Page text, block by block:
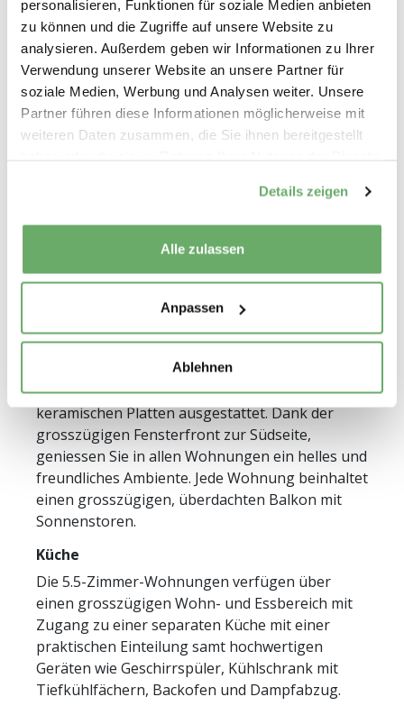
personalisieren, Funktionen für soziale Medien anbieten
zu können und die Zugriffe auf unsere Website zu
analysieren. Außerdem geben wir Informationen zu Ihrer
Verwendung unserer Website an unsere Partner für
soziale Medien, Werbung und Analysen weiter. Unsere
Partner führen diese Informationen möglicherweise mit
weiteren Daten zusammen, die Sie ihnen bereitgestellt
Details zeigen
Alle zulassen
Anpassen
Ablehnen
GESCHIRRSPÜLER
Ja
WOHNUNG MIT LIFT
Nein
ROLLSTUHLGÄNGIGE
WOHNUNG
Die vierstöckigen Wohnhäuser am Hinterberg
20 - 24 bieten Ihnen eine Auswahl von 24
Wohnungen in unterschiedlichen Grössen. Die
Böden sind überwiegend mit Holzparkett
versehen. Die Küchen und Nasszellen sind mit
keramischen Platten ausgestattet. Dank der
grosszügigen Fensterfront zur Südseite,
geniessen Sie in allen Wohnungen ein helles und
freundliches Ambiente. Jede Wohnung beinhaltet
einen grosszügigen, überdachten Balkon mit
Sonnenstoren.
Küche
Die 5.5-Zimmer-Wohnungen verfügen über
einen grosszügigen Wohn- und Essbereich mit
Zugang zu einer separaten Küche mit einer
praktischen Einteilung samt hochwertigen
Geräten wie Geschirrspüler, Kühlschrank mit
Tiefkühlfächern, Backofen und Dampfabzug.